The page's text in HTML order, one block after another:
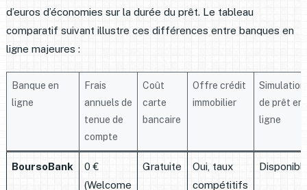
d’euros d’économies sur la durée du prêt. Le tableau
comparatif suivant illustre ces différences entre banques en
ligne majeures :
Banque en
ligne
Frais
annuels de
tenue de
compte
Coût
carte
bancaire
Offre crédit
immobilier
Simulation
de prêt en
ligne
BoursoBank
0 €
(Welcome
Gratuite
Oui, taux
compétitifs